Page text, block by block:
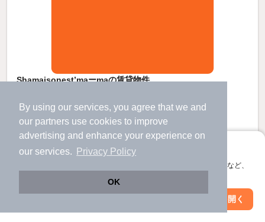
By using our services, you agree that we and
our partners use cookies to improve
advertising and enhance your experience on
our services.
Privacy Policy
OK
アプリに切り替えて、サクサクお部屋探し
会員登録なしですぐ使える。マップ検索やお気に入り保存など、
アプリを開く
Shamaisonest’maーmaの賃貸物件
神水交差点駅 歩21分 （健軍線）
健軍校前駅 歩 22
熊本県熊本市東区東京塚町
3階建 / 3年5ヶ月 / 鉄骨造
11.5万円
絞り込み条件を変更